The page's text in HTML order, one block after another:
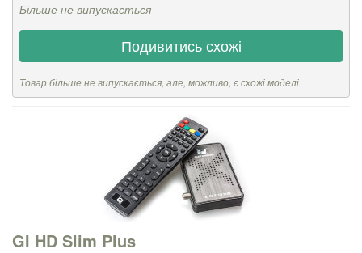
Більше не випускається
Подивитись схожі
Товар більше не випускається, але, можливо, є схожі моделі
GI HD Slim Plus